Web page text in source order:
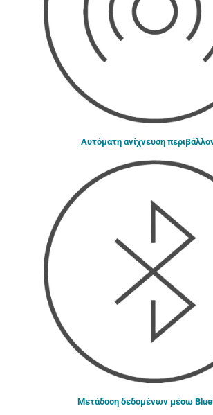
Αυτόματη ανίχνευση
Μετάδοση δεδομένων μέσω